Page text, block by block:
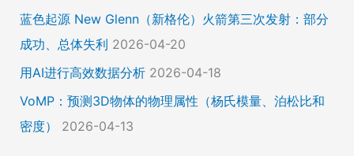
蓝色起源 New Glenn（新格伦）火箭第三次发射：部分
成功、总体失利 2026-04-20
用AI进行高效数据分析 2026-04-18
VoMP：预测3D物体的物理属性（杨氏模量、泊松比和
密度）
2026-04-13